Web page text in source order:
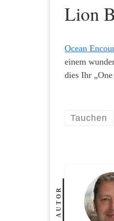
Lion
Ocean
einem
dies Ihr
Tauchen
AUTOR